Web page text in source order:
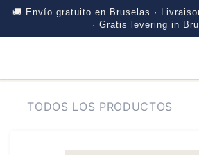
🚚 Envío gratuito en Bruselas ·
· Gratis levering in
TODOS LOS PRODUCTOS